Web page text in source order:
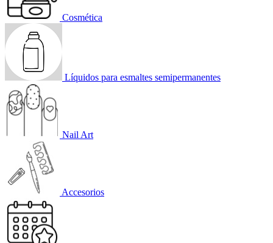
Cosmética
Líquidos para esmaltes semipermanentes
Nail Art
Accesorios